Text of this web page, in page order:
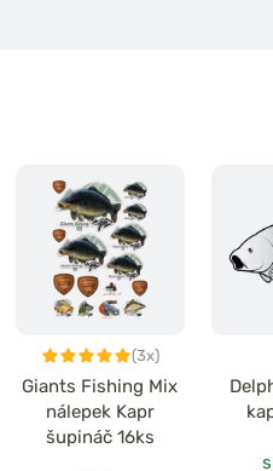
(3x)
Giants Fishing Mix
nálepek Kapr
šupináč 16ks